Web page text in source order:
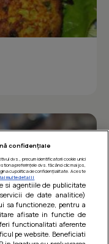
confidențiale
dvs., precum identificatorii cookie unici
preferințele dvs. făcând clic mai jos,
cu politica de confidențialitate. Aceste
multe detalii
si agentiile de publicitate
de date analitice)
sa functioneze, pentru a
afisate in functie de
functionalitati aferente
pe website. Beneficiati